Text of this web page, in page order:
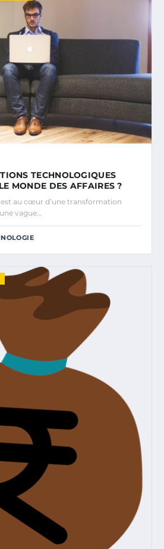
TECHNOLOGIQUES
MONDE DES AFFAIRES ?
est au cœur d’une transformation
vague…